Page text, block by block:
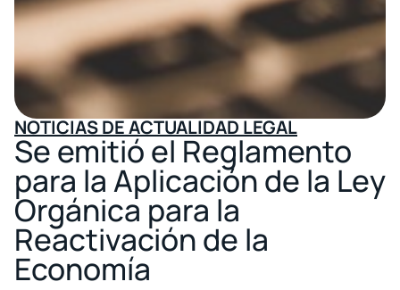
NOTICIAS DE ACTUALIDAD LEGAL
Se emitió el Reglamento
para la Aplicación de la Ley
Orgánica para la
Reactivación de la
Economía